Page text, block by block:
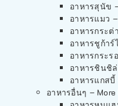
อาหารสุนัข
อาหารแมว
อาหารกระต่
อาหารชูก้าร์
อาหารกระร
อาหารชินชิ
อาหารแกสบี้
อาหารอื่นๆ – More